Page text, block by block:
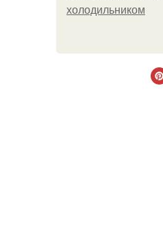
холодильником